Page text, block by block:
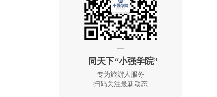
同天下“小强学院”
专为旅游人服务
扫码关注最新动态